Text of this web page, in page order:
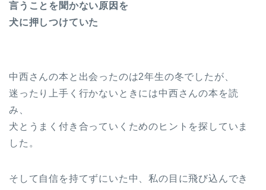
言うことを聞かない原因を
犬に押しつけていた
中西さんの本と出会ったのは2年生の冬でしたが、
迷ったり上手く行かないときには中西さんの本を読
み、
犬とうまく付き合っていくためのヒントを探していま
した。
そして自信を持てずにいた中、私の目に飛び込んでき